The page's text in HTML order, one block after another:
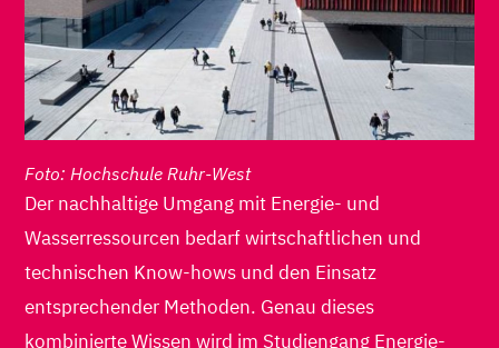
Foto: Hochschule Ruhr-West
Der nachhaltige Umgang mit Energie- und
Wasserressourcen bedarf wirtschaftlichen und
technischen Know-hows und den Einsatz
entsprechender Methoden. Genau dieses
kombinierte Wissen wird im Studiengang Energie-